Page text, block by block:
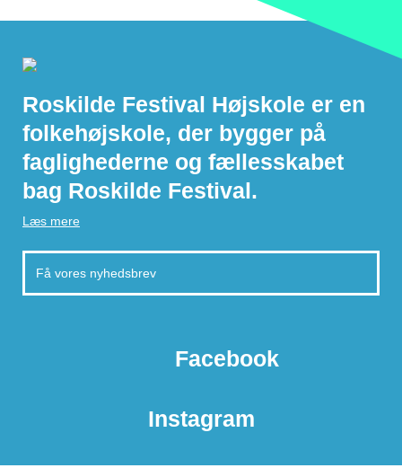
Roskilde Festival Højskole er en
folkehøjskole, der bygger på
faglighederne og fællesskabet
bag Roskilde Festival.
Læs mere
Facebook
Instagram